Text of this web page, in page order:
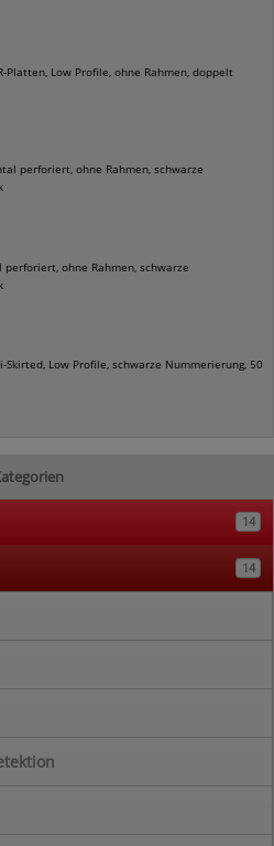
Platten, Low Profile, ohne Rahmen, doppelt
perforiert, ohne Rahmen, schwarze
perforiert, ohne Rahmen, schwarze
Skirted, Low Profile, schwarze Nummerierung, 50
14
14